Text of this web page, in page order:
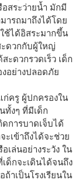
สระว่ายน้ำ มักมี
ารถมาถึงได้โดย
ช้ได้อิสระมากขึ้น
ดวกกับผู้ใหญ่
ะดวกรวดเร็ว เด็ก
อย่างปลอดภัย
ก่ครู ผู้ปกครองใน
ทั้งๆ ที่มีเด็ก
ดการบาดเจ็บได้
เข้าถึงได้จะช่วย
เล่นอย่างระวัง ใน
ด็กจะเดินได้จนถึง
าเป็นโรงเรียนใน